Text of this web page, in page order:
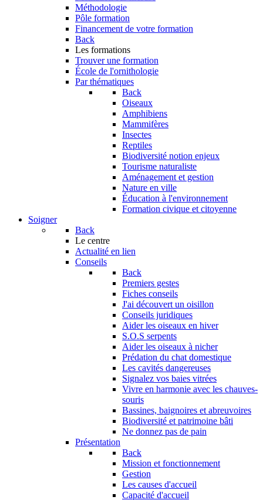
Méthodologie
Pôle formation
Financement de votre formation
Back
Les formations
Trouver une formation
École de l'ornithologie
Par thématiques
Back
Oiseaux
Amphibiens
Mammifères
Insectes
Reptiles
Biodiversité notion enjeux
Tourisme naturaliste
Aménagement et gestion
Nature en ville
Éducation à l'environnement
Formation civique et citoyenne
Soigner
Back
Le centre
Actualité en lien
Conseils
Back
Premiers gestes
Fiches conseils
J'ai découvert un oisillon
Conseils juridiques
Aider les oiseaux en hiver
S.O.S serpents
Aider les oiseaux à nicher
Prédation du chat domestique
Les cavités dangereuses
Signalez vos baies vitrées
Vivre en harmonie avec les chauves-
souris
Bassines, baignoires et abreuvoires
Biodiversité et patrimoine bâti
Ne donnez pas de pain
Présentation
Back
Mission et fonctionnement
Gestion
Les causes d'accueil
Capacité d'accueil